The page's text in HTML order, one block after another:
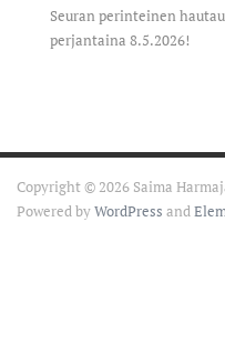
Seuran perinteinen
perjantaina 8.5.2026!
Copyright © 2026 Saima
Powered byWordPress and